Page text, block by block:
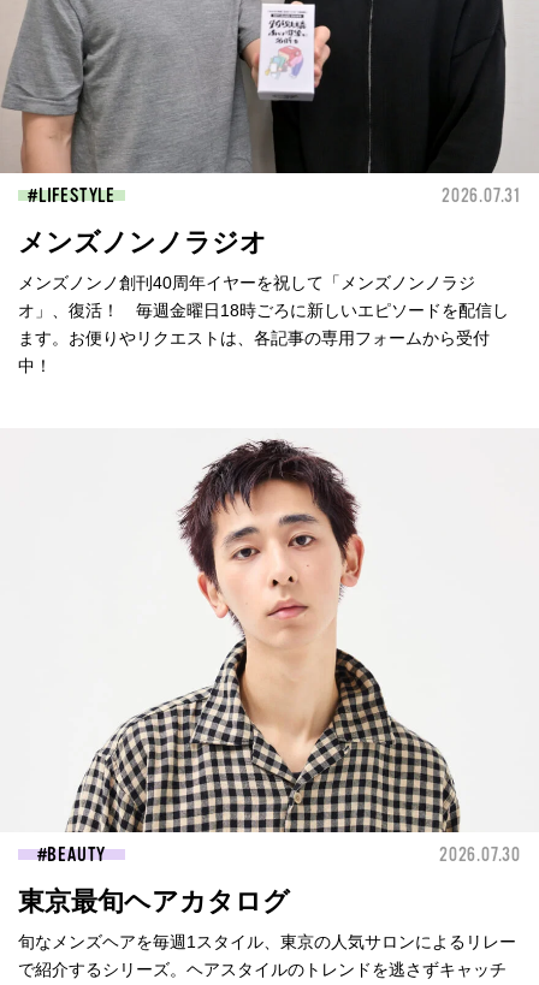
LIFESTYLE 2026.07.31
メンズノンノラジオ
メンズノンノ創刊40周年イヤーを祝して「メンズノンノラジ
オ」、復活！ 毎週金曜日18時ごろに新しいエピソードを配信し
ます。お便りやリクエストは、各記事の専用フォームから受付
中！
BEAUTY 2026.07.30
東京最旬ヘアカタログ
旬なメンズヘアを毎週1スタイル、東京の人気サロンによるリレー
で紹介するシリーズ。ヘアスタイルのトレンドを逃さずキャッチ